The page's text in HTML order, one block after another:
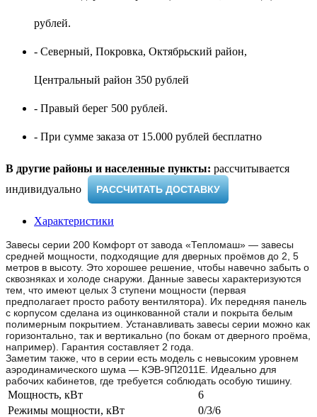
рублей.
- Северный, Покровка, Октябрьский район,
Центральный район 350 рублей
- Правый берег 500 рублей.
- При сумме заказа от 15.000 рублей бесплатно
В другие районы и населенные пункты: рассчитывается
индивидуально ​
РАССЧИТАТЬ ДОСТАВКУ
Характеристики
Завесы серии 200 Комфорт от завода «Тепломаш» — завесы
средней мощности, подходящие для дверных проёмов до 2, 5
метров в высоту. Это хорошее решение, чтобы навечно забыть о
сквозняках и холоде снаружи. Данные завесы характеризуются
тем, что имеют целых 3 ступени мощности (первая
предполагает просто работу вентилятора). Их передняя панель
с корпусом сделана из оцинкованной стали и покрыта белым
полимерным покрытием. Устанавливать завесы серии можно как
горизонтально, так и вертикально (по бокам от дверного проёма,
например). Гарантия составляет 2 года.
Заметим также, что в серии есть модель с невысоким уровнем
аэродинамического шума — КЭВ-9П2011Е. Идеально для
рабочих кабинетов, где требуется соблюдать особую тишину.
Мощность, кВт
6
Режимы мощности, кВт
0/3/6